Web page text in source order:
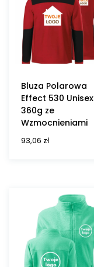
Bluza Polarowa
Effect 530 Unisex
360g ze
Wzmocnieniami
93,06 zł